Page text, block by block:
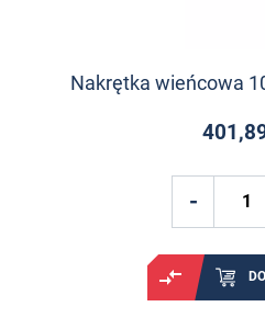
Nakrętka wieńcowa